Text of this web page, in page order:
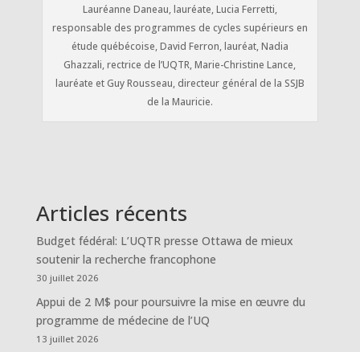
Lauréanne Daneau, lauréate, Lucia Ferretti,
responsable des programmes de cycles supérieurs en
étude québécoise, David Ferron, lauréat, Nadia
Ghazzali, rectrice de l’UQTR, Marie-Christine Lance,
lauréate et Guy Rousseau, directeur général de la SSJB
de la Mauricie.
Articles récents
Budget fédéral: L’UQTR presse Ottawa de mieux
soutenir la recherche francophone
30 juillet 2026
Appui de 2 M$ pour poursuivre la mise en œuvre du
programme de médecine de l’UQ
13 juillet 2026